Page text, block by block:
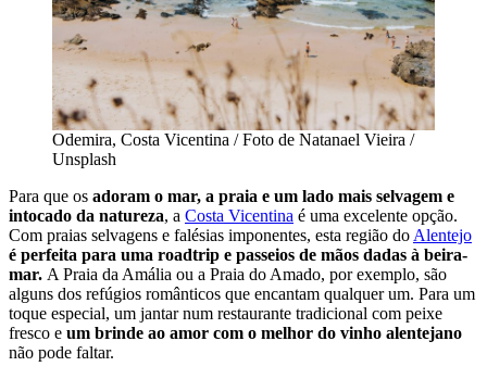
Odemira, Costa Vicentina / Foto de Natanael Vieira /
Unsplash
Para que os adoram o mar, a praia e um lado mais selvagem e
intocado da natureza, a Costa Vicentina é uma excelente opção.
Com praias selvagens e falésias imponentes, esta região do Alentejo
é perfeita para uma roadtrip e passeios de mãos dadas à beira-
mar. A Praia da Amália ou a Praia do Amado, por exemplo, são
alguns dos refúgios românticos que encantam qualquer um. Para um
toque especial, um jantar num restaurante tradicional com peixe
fresco e um brinde ao amor com o melhor do vinho alentejano
não pode faltar.